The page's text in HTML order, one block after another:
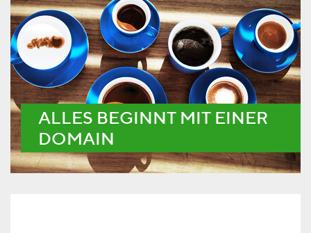
Webhosting Österreich
News
über EDIS
ALLES BEGINNT MIT EINER
DOMAIN